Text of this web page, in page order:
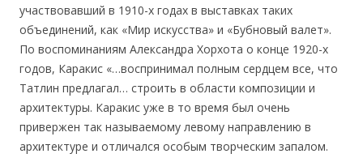
участвовавший в 1910-х годах в выставках таких
объединений, как «Мир искусства» и «Бубновый валет».
По воспоминаниям Александра Хорхота о конце 1920-х
годов, Каракис «…воспринимал полным сердцем все, что
Татлин предлагал… строить в области композиции и
архитектуры. Каракис уже в то время был очень
привержен так называемому левому направлению в
архитектуре и отличался особым творческим запалом.